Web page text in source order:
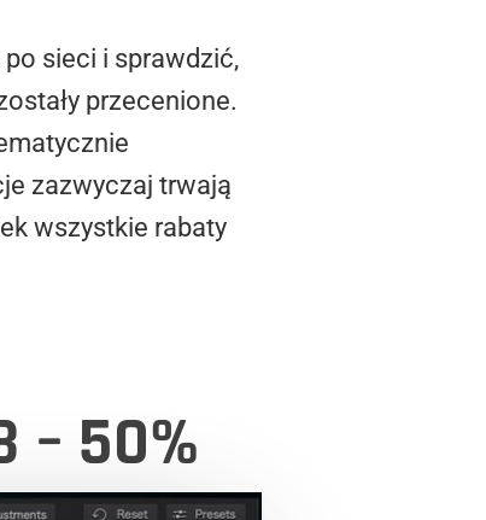
sieci i sprawdzić,
przecenione.
zazwyczaj trwają
wszystkie rabaty
– 50%